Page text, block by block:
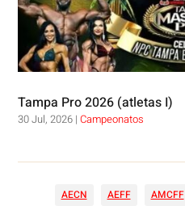
Tampa Pro 2026 (atletas I)
30 Jul, 2026 |Campeonatos
AECN AEFF AMCFF